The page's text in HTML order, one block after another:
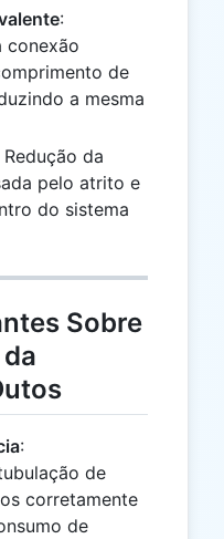
:
conexão
de
a mesma
Redução da
pelo atrito e
do sistema
Sobre
:
de
corretamente
de